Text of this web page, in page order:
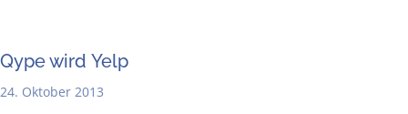
Qype wird Yelp
24. Oktober 2013